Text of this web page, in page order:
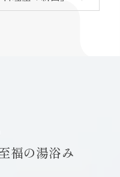
福の湯浴み